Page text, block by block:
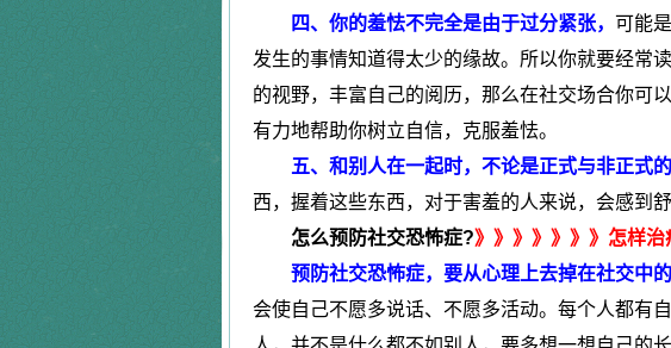
更年期综合症
|
刘同学 抑郁症 山东省日照市
四、你的羞怯不完全是由于过分紧张， 可能
发生的事情知道得太少的缘故。所以你就要经常
的视野，丰富自己的阅历，那么在社交场合你可
有力地帮助你树立自信，克服羞怯。
五、和别人在一起时，不论是正式与非正式
西，握着这些东西，对于害羞的人来说，会感到
怎么预防社交恐怖症?》》》》》》》怎样治
预防社交恐怖症，要从心理上去掉在社交中
会使自己不愿多说话、不愿多活动。每个人都有